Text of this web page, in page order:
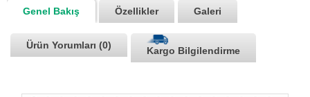
Genel Bakış Özellikler Galeri
Ürün Yorumları (0)
Kargo Bilgilendirme